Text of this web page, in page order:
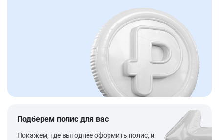
Подберем полис для вас
Покажем, где выгоднее оформить полис, и